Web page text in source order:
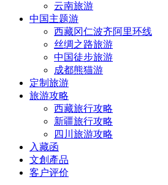
云南旅游
中国主题游
西藏冈仁波齐阿里环线
丝绸之路旅游
中国徒步旅游
成都熊猫游
定制旅游
旅游攻略
西藏旅行攻略
新疆旅行攻略
四川旅游攻略
入藏函
文創產品
客户评价